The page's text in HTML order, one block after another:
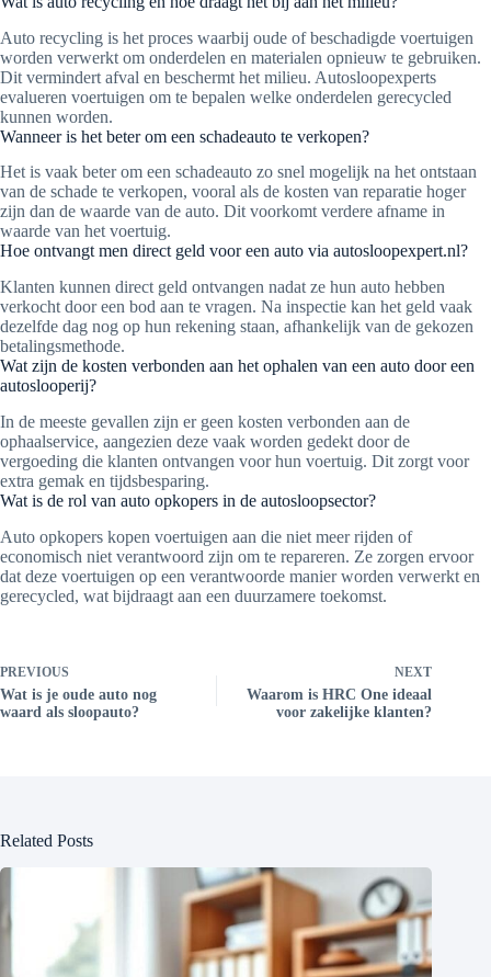
Auto recycling is het proces waarbij oude of beschadigde voertuigen
worden verwerkt om onderdelen en materialen opnieuw te gebruiken.
Dit vermindert afval en beschermt het milieu. Autosloopexperts
evalueren voertuigen om te bepalen welke onderdelen gerecycled
kunnen worden.
Wanneer is het beter om een schadeauto te verkopen?
Het is vaak beter om een schadeauto zo snel mogelijk na het ontstaan
van de schade te verkopen, vooral als de kosten van reparatie hoger
zijn dan de waarde van de auto. Dit voorkomt verdere afname in
waarde van het voertuig.
Hoe ontvangt men direct geld voor een auto via autosloopexpert.nl?
Klanten kunnen direct geld ontvangen nadat ze hun auto hebben
verkocht door een bod aan te vragen. Na inspectie kan het geld vaak
dezelfde dag nog op hun rekening staan, afhankelijk van de gekozen
betalingsmethode.
Wat zijn de kosten verbonden aan het ophalen van een auto door een
autoslooperij?
In de meeste gevallen zijn er geen kosten verbonden aan de
ophaalservice, aangezien deze vaak worden gedekt door de
vergoeding die klanten ontvangen voor hun voertuig. Dit zorgt voor
extra gemak en tijdsbesparing.
Wat is de rol van auto opkopers in de autosloopsector?
Auto opkopers kopen voertuigen aan die niet meer rijden of
economisch niet verantwoord zijn om te repareren. Ze zorgen ervoor
dat deze voertuigen op een verantwoorde manier worden verwerkt en
gerecycled, wat bijdraagt aan een duurzamere toekomst.
PREVIOUS
Wat is je oude auto nog
waard als sloopauto?
NEXT
Waarom is HRC One ideaal
voor zakelijke klanten?
Related Posts